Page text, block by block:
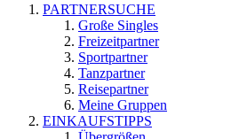
PARTNERSUCHE
Große Singles
Freizeitpartner
Sportpartner
Tanzpartner
Reisepartner
Meine Gruppen
EINKAUFSTIPPS